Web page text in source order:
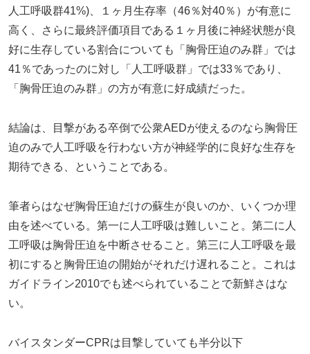
人工呼吸群41%)、１ヶ月生存率（46％対40％）が有意に
高く、さらに最終評価項目である１ヶ月後に神経状態が良
好に生存している割合についても「胸骨圧迫のみ群」では
41％であったのに対し「人工呼吸群」では33％であり、
「胸骨圧迫のみ群」の方が有意に好成績だった。
結論は、目撃がある卒倒で公衆AEDが使えるのなら胸骨圧
迫のみで人工呼吸を行わない方が神経学的に良好な生存を
期待できる、ということである。
筆者らはなぜ胸骨圧迫だけの蘇生が良いのか、いくつか理
由を述べている。第一に人工呼吸は難しいこと。第二に人
工呼吸は胸骨圧迫を中断させること。第三に人工呼吸を最
初にすると胸骨圧迫の開始がそれだけ遅れること。これは
ガイドライン2010でも述べられていることで新鮮さはな
い。
バイスタンダーCPRは目撃していても半分以下